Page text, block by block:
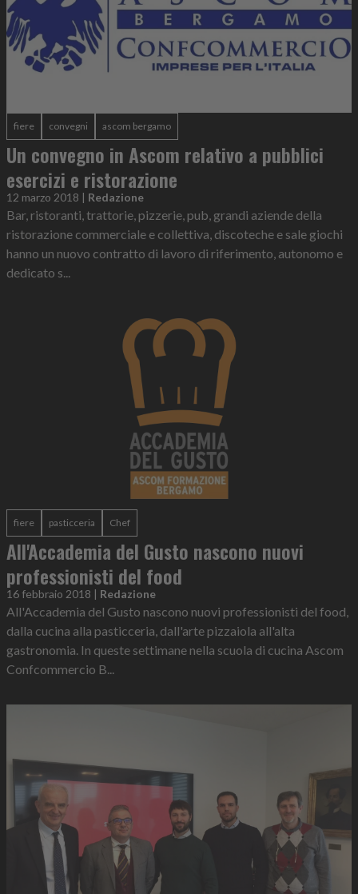
fiere convegni ascom bergamo
Un convegno in Ascom relativo a pubblici
esercizi e ristorazione
12 marzo 2018 | Redazione
Bar, ristoranti, trattorie, pizzerie, pub, grandi aziende della
ristorazione commerciale e collettiva, discoteche e sale giochi
hanno un nuovo contratto di lavoro di riferimento, autonomo e
dedicato s...
fiere pasticceria Chef
All'Accademia del Gusto nascono nuovi
professionisti del food
16 febbraio 2018 | Redazione
All'Accademia del Gusto nascono nuovi professionisti del food,
dalla cucina alla pasticceria, dall'arte pizzaiola all'alta
gastronomia. In queste settimane nella scuola di cucina Ascom
Confcommercio B...